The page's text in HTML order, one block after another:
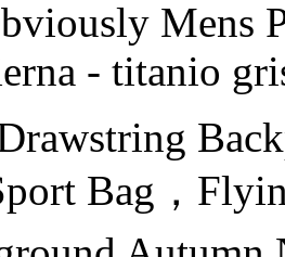
Mens
- titanio
Bag，